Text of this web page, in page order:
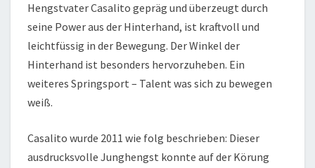
Hengstvater Casalito gepräg und überzeugt durch
seine Power aus der Hinterhand, ist kraftvoll und
leichtfüssig in der Bewegung. Der Winkel der
Hinterhand ist besonders hervorzuheben. Ein
weiteres Springsport – Talent was sich zu bewegen
weiß.
Casalito wurde 2011 wie folg beschrieben: Dieser
ausdrucksvolle Junghengst konnte auf der Körung